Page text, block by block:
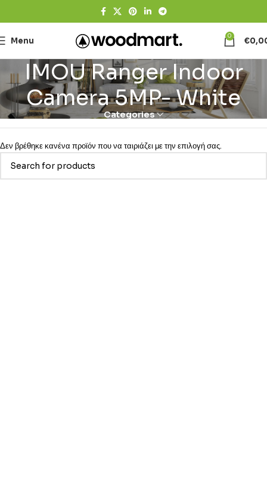
Menu 0 €
IMOU Ranger Indoor
Camera 5MP- White
Categories
Δεν βρέθηκε κανένα προϊόν που να ταιριάζει με την επιλογή σας.